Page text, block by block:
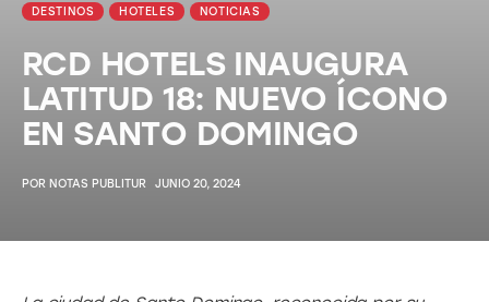
DESTINOS HOTELES NOTICIAS
RCD HOTELS INAUGURA
LATITUD 18: NUEVO ÍCONO
EN SANTO DOMINGO
POR NOTAS PUBLITUR JUNIO 20, 2024